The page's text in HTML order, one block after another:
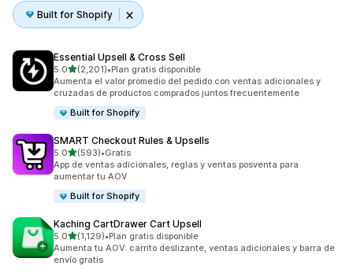
Built for Shopify
Essential Upsell & Cross Sell
5.0de 5 estrellas
(2,201)
2201 reseñas en total
•Plan gratis disponible
Aumenta el valor promedio del pedido con ventas adicionales y
cruzadas de productos comprados juntos frecuentemente
Built for Shopify
SMART Checkout Rules & Upsells
5.0de 5 estrellas
(593)
593 reseñas en total
•Gratis
App de ventas adicionales, reglas y ventas posventa para
aumentar tu AOV
Built for Shopify
Kaching CartDrawer Cart Upsell
5.0de 5 estrellas
(1,129)
1129 reseñas en total
•Plan gratis disponible
Aumenta tu AOV: carrito deslizante, ventas adicionales y barra de
envío gratis